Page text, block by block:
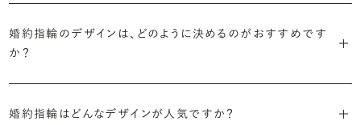
リング」は婚約指輪の別名です。
婚約指輪のデザインは、どのように決めるのがおすすめです
か？
す。
婚約指輪はどんなデザインが人気ですか？